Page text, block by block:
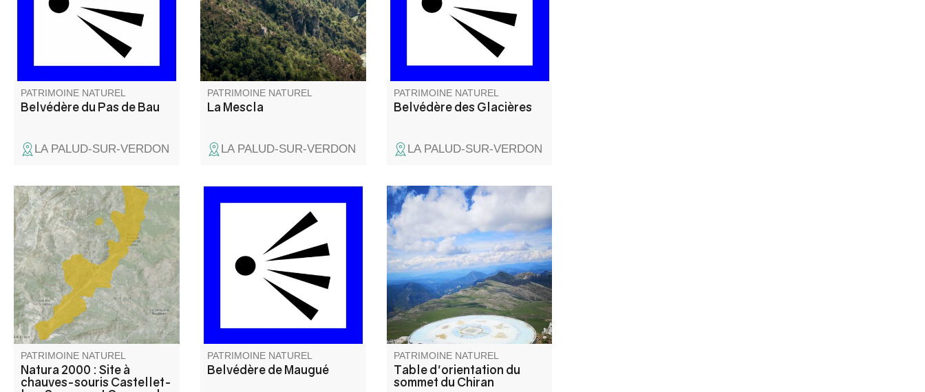
le plus haut en altitude de tous
PATRIMOINE NATUREL
Belvédère du Pas de Bau
LA PALUD-SUR-VERDON
PATRIMOINE NATUREL
La Mescla
LA PALUD-SUR-VERDON
l’usage domestique (avant
l’arrivée de l’électricité).
PATRIMOINE NATUREL
Belvédère des Glacières
LA PALUD-SUR-VERDON
Zone représentative de l'étage
subméditerranéen où dominent
les landes à buis, genêt
cendré, lavande. Zone peu
prospectée au niveau espèces
végétales et milieux. Gorges
remarquables.
PATRIMOINE NATUREL
Natura 2000 : Site à
chauves-souris Castellet-
Un beau point de vue sur l'un
des plus grand Canyon
d'Europe, direction le fameux
Chalet de la Maline.
PATRIMOINE NATUREL
Belvédère de Maugué
Du mont Ventoux, au mont
Pelvoux, de l'étang de Berre à
l'arrière pays Niçois, cette table
vous permettra d'admirer les
différents sommets et points
qui vous feront face.
PATRIMOINE NATUREL
Table d'orientation du
sommet du Chiran